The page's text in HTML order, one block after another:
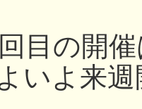
目の開
いよ来週